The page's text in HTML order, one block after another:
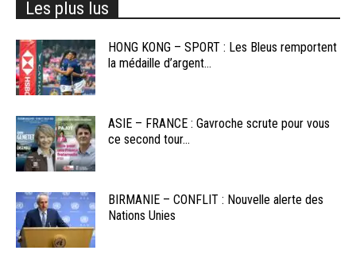
Les plus lus
HONG KONG – SPORT : Les Bleus remportent
la médaille d’argent...
ASIE – FRANCE : Gavroche scrute pour vous
ce second tour...
BIRMANIE – CONFLIT : Nouvelle alerte des
Nations Unies